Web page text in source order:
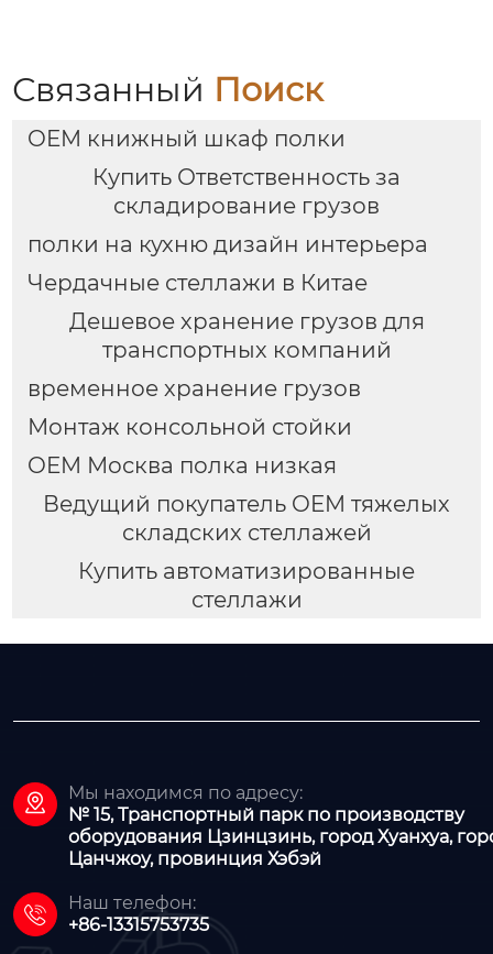
платформы
Связанный Поиск
OEM книжный шкаф полки
Купить Ответственность за
складирование грузов
полки на кухню дизайн интерьера
Чердачные стеллажи в Китае
Дешевое хранение грузов для
транспортных компаний
временное хранение грузов
Монтаж консольной стойки
OEM Москва полка низкая
Ведущий покупатель OEM тяжелых
складских стеллажей
Купить автоматизированные
стеллажи

Мы находимся по адресу:
№ 15, Транспортный парк по производству
оборудования Цзинцзинь, город Хуанхуа,
Цанчжоу, провинция Хэбэй

Наш телефон:
+86-13315753735